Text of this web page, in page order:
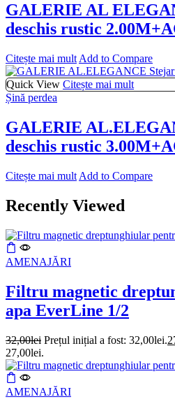
GALERIE AL
deschis rustic
Citește mai mult Add to Compare
Quick View Citește mai mult
Șină perdea
GALERIE
deschis rustic
Citește mai mult Add to Compare
Recently Viewed
AMENAJĂRI
Filtru magnetic
apa EverLine 1/2
32,00lei Prețul inițial a fost: 32,00lei.
27,00lei.
AMENAJĂRI